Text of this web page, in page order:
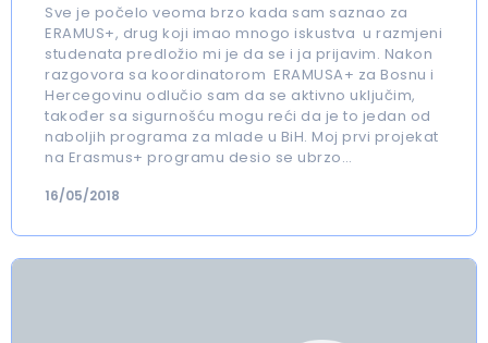
Sve je počelo veoma brzo kada sam saznao za
ERAMUS+, drug koji imao mnogo iskustva u razmjeni
studenata predložio mi je da se i ja prijavim. Nakon
razgovora sa koordinatorom ERAMUSA+ za Bosnu i
Hercegovinu odlučio sam da se aktivno uključim,
također sa sigurnošću mogu reći da je to jedan od
naboljih programa za mlade u BiH. Moj prvi projekat
na Erasmus+ programu desio se ubrzo…
16/05/2018